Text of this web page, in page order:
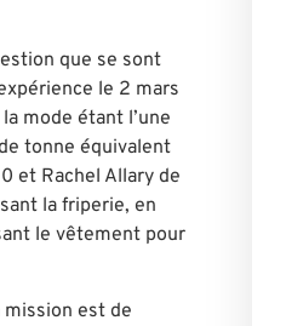
que se sont
le 2 mars
mode étant l’une
tonne équivalent
et Rachel Allary de
la friperie, en
le vêtement pour
mission est de